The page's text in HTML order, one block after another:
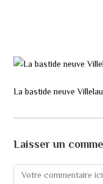
La bastide neuve
Laisser un